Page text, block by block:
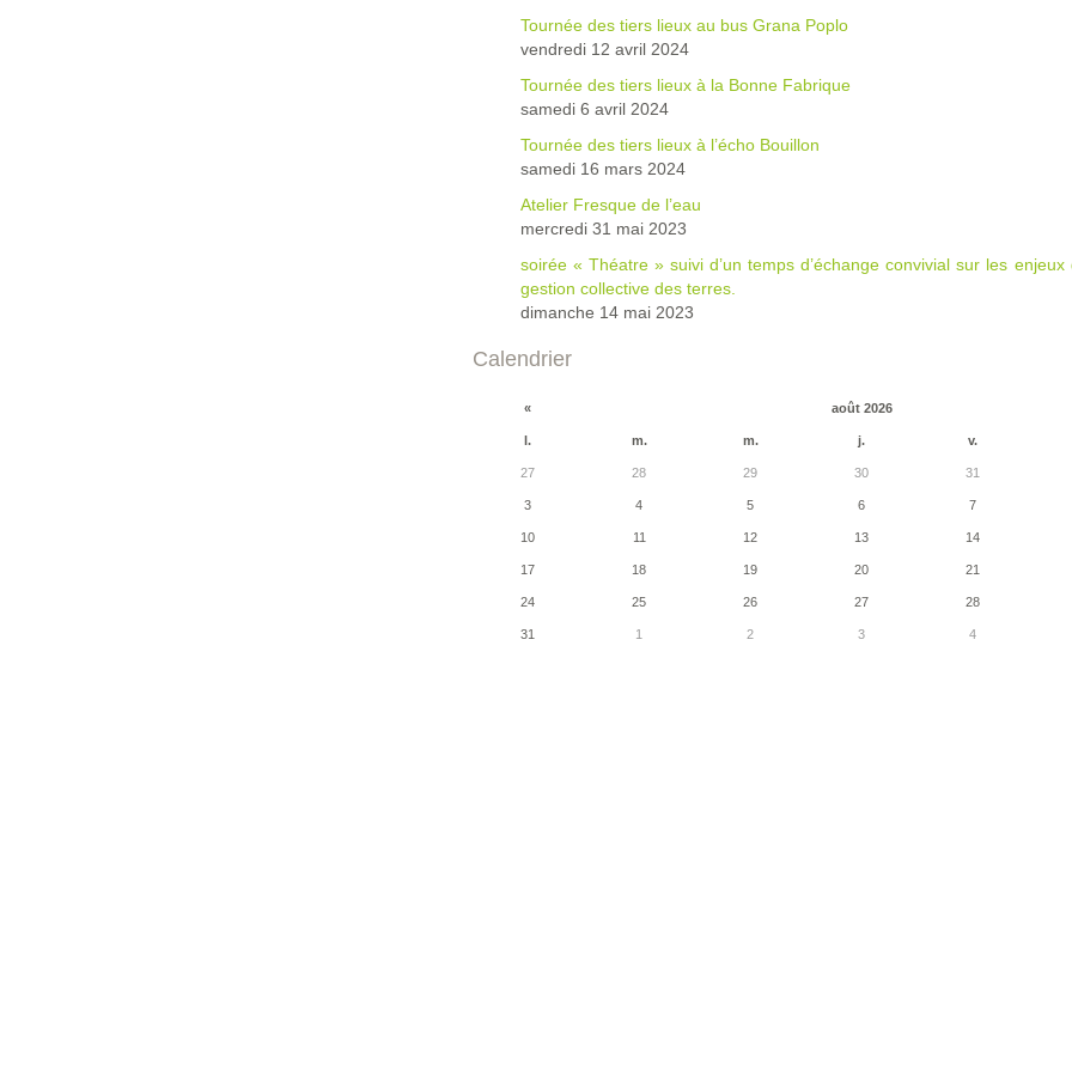
Tournée des tiers lieux au bus Grana Poplo
vendredi 12 avril 2024
Tournée des tiers lieux à la Bonne Fabrique
samedi 6 avril 2024
Tournée des tiers lieux à l’écho Bouillon
samedi 16 mars 2024
Atelier Fresque de l’eau
mercredi 31 mai 2023
soirée « Théatre » suivi d’un temps d’échange convivial sur les
gestion collective des terres.
dimanche 14 mai 2023
Calendrier
« août 2026
l. m. m. j. v.
27 28 29 30 31
3 4 5 6 7
10 11 12 13 14
17 18 19 20 21
24 25 26 27 28
31 1 2 3 4